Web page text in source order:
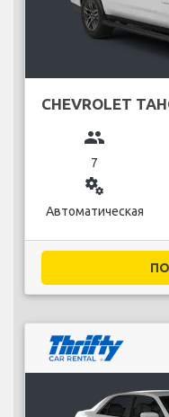
CHEVROLET
group
7
miscellaneous_services
Автоматическая